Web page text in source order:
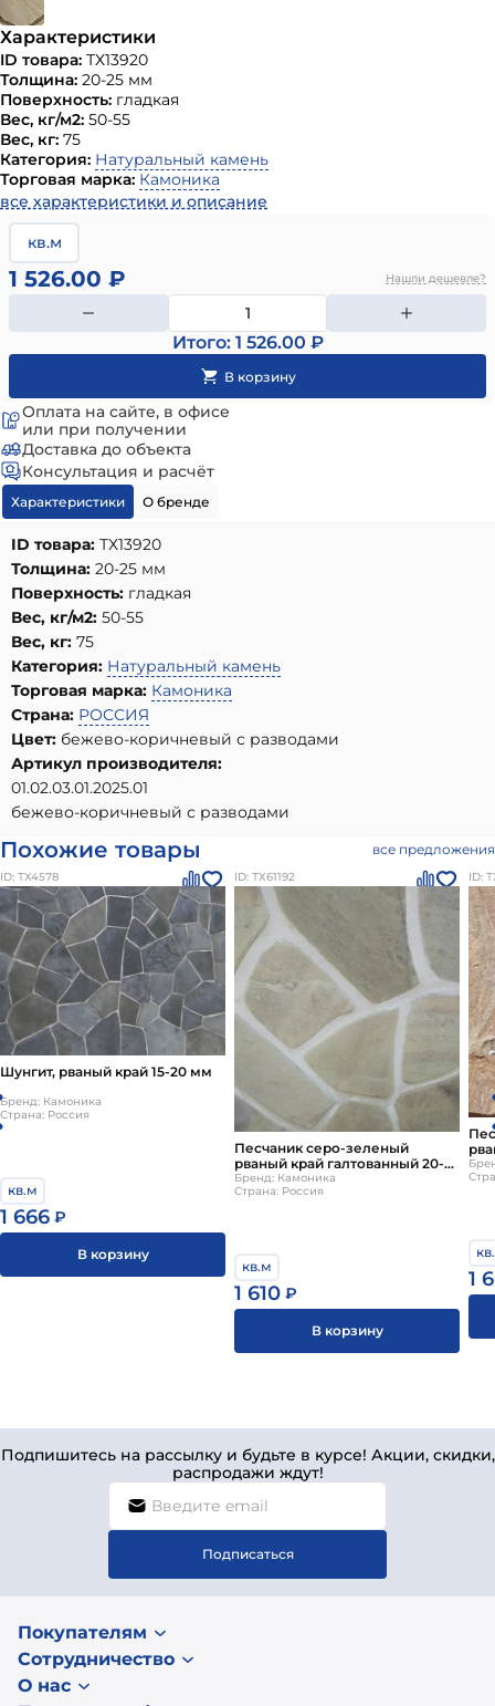
Характеристики
ID товара: ТХ13920
Толщина: 20-25 мм
Поверхность: гладкая
Вес, кг/м2: 50-55
Вес, кг: 75
Категория: Натуральный камень
Торговая марка: Камоника
все характеристики и описание
кв.м
1 526.00 ₽ Нашли дешевле?
Итого: 1 526.00 ₽
Оплата на сайте, в офисе
или при получении
Доставка до объекта
Консультация и расчёт
Характеристики О бренде
ID товара: ТХ13920
Толщина: 20-25 мм
Поверхность: гладкая
Вес, кг/м2: 50-55
Вес, кг: 75
Категория: Натуральный камень
Торговая марка: Камоника
Страна: РОССИЯ
Цвет: бежево-коричневый с разводами
Артикул производителя:
01.02.03.01.2025.01
бежево-коричневый с разводами
Похожие товары все предложения
ID: ТХ4578
Шунгит, рваный край 15-20 мм
Бренд: Камоника
Страна: Россия
кв.м
1 666 ₽
В корзину
ID: ТХ61192
Песчаник серо-зеленый
рваный край галтованный 20-
25мм Camonica
Бренд: Камоника
Страна: Россия
кв.м
1 610 ₽
В корзину
ID:
1
Подпишитесь на рассылку и будьте в курсе! Акции, скидки,
распродажи ждут!
Подписаться
Покупателям
Сотрудничество
О нас